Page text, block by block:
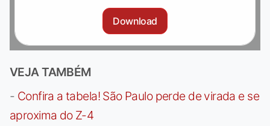
Download
VEJA TAMBÉM
- Confira a tabela! São Paulo perde de virada e se
aproxima do Z-4